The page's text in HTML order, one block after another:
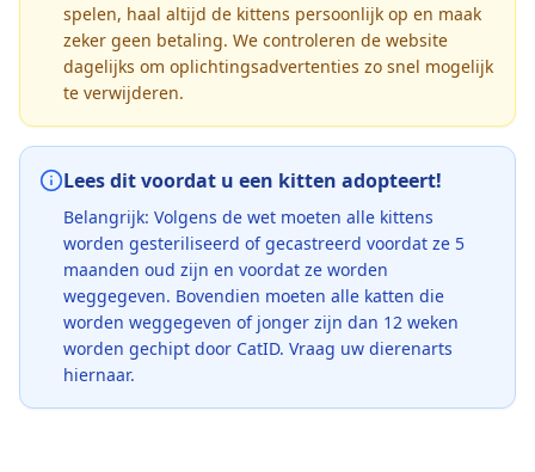
spelen, haal altijd de kittens persoonlijk op en maak
zeker geen betaling. We controleren de website
dagelijks om oplichtingsadvertenties zo snel mogelijk
te verwijderen.
Lees dit voordat u een kitten adopteert!
Belangrijk: Volgens de wet moeten alle kittens
worden gesteriliseerd of gecastreerd voordat ze 5
maanden oud zijn en voordat ze worden
weggegeven. Bovendien moeten alle katten die
worden weggegeven of jonger zijn dan 12 weken
worden gechipt door CatID. Vraag uw dierenarts
hiernaar.